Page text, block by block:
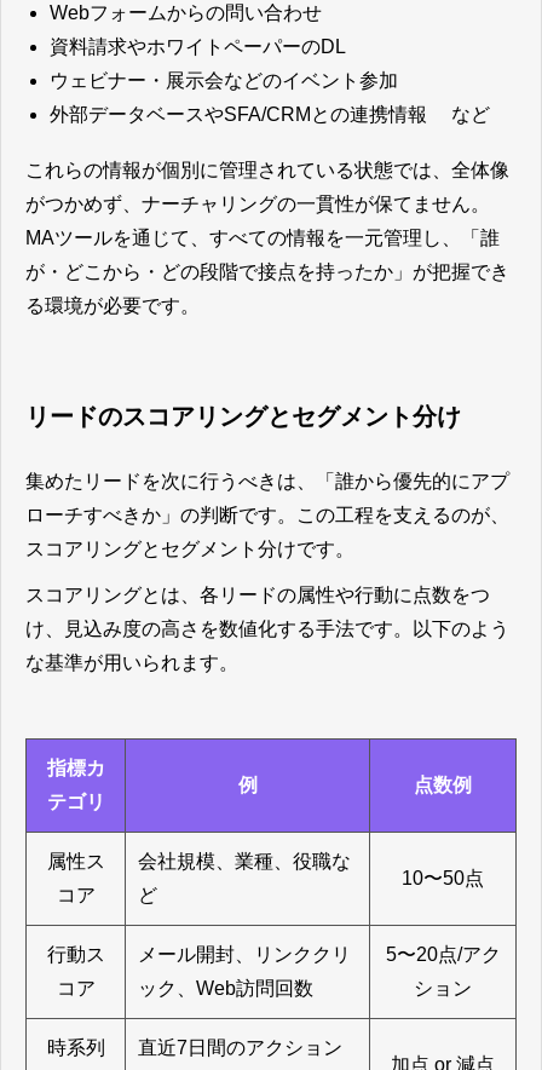
Webフォームからの問い合わせ
資料請求やホワイトペーパーのDL
ウェビナー・展示会などのイベント参加
外部データベースやSFA/CRMとの連携情報 など
これらの情報が個別に管理されている状態では、全体像
がつかめず、ナーチャリングの一貫性が保てません。
MAツールを通じて、すべての情報を一元管理し、「誰
が・どこから・どの段階で接点を持ったか」が把握でき
る環境が必要です。
リードのスコアリングとセグメント分け
集めたリードを次に行うべきは、「誰から優先的にアプ
ローチすべきか」の判断です。この工程を支えるのが、
スコアリングとセグメント分けです。
スコアリングとは、各リードの属性や行動に点数をつ
け、見込み度の高さを数値化する手法です。以下のよう
な基準が用いられます。
指標カ
テゴリ
例 点数例
属性ス
コア
会社規模、業種、役職な
ど
10〜50点
行動ス
コア
メール開封、リンククリ
ック、Web訪問回数
5〜20点/アク
ション
時系列
直近7日間のアクション
加点 or 減点